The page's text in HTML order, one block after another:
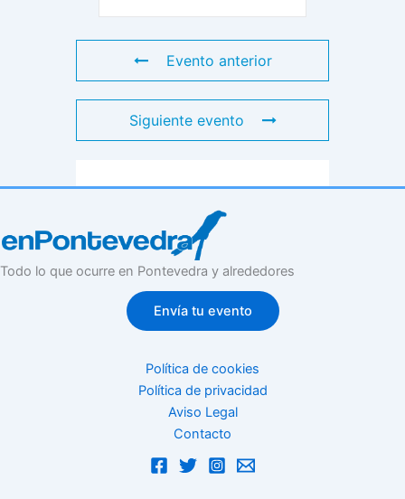
Evento anterior
Siguiente evento
Todo lo que ocurre en Pontevedra y alrededores
Envía tu evento
Política de cookies
Política de privacidad
Aviso Legal
Contacto